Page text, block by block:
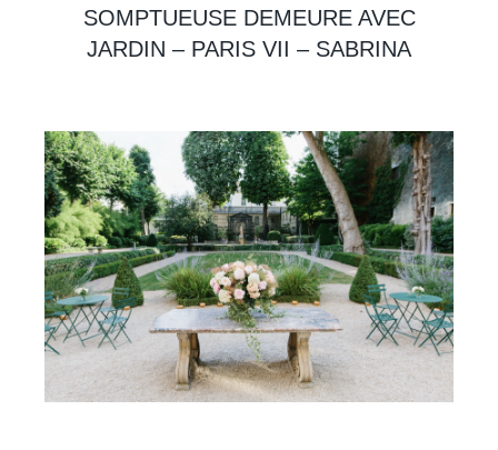
SOMPTUEUSE DEMEURE AVEC
JARDIN – PARIS VII – SABRINA